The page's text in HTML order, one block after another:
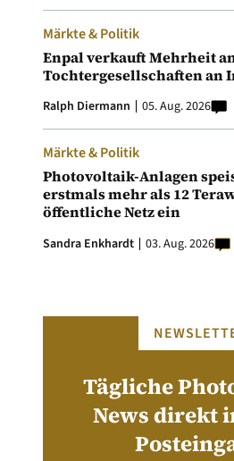
Märkte & Politik
Enpal verkauft Mehrheit
Tochtergesellschaften an
Ralph Diermann 05. Aug. 2026
Märkte & Politik
Photovoltaik-Anlagen
erstmals mehr als 12
öffentliche Netz ein
Sandra Enkhardt 03. Aug. 2026
Tägliche
News direkt